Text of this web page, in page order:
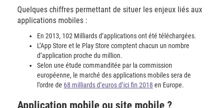
Quelques chiffres permettant de situer les enjeux liés aux
applications mobiles :
En 2013, 102 Milliards d’applications ont été téléchargées.
L’App Store et le Play Store comptent chacun un nombre
d’application proche du million.
Selon une étude commanditée par la commission
européenne, le marché des applications mobiles sera de
l’ordre de 68 milliards d’euros d’ici fin 2018 en Europe.
Application mobile ou site mobile ?